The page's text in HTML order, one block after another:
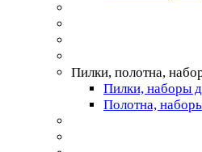
Пилки, полотна,
Пилки, наборы
Полотна,